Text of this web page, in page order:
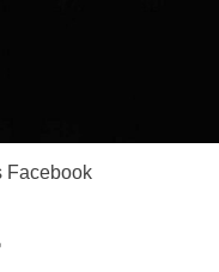
Facebook